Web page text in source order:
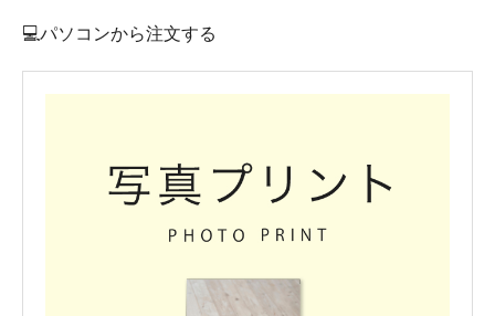
💻パソコンから注文する